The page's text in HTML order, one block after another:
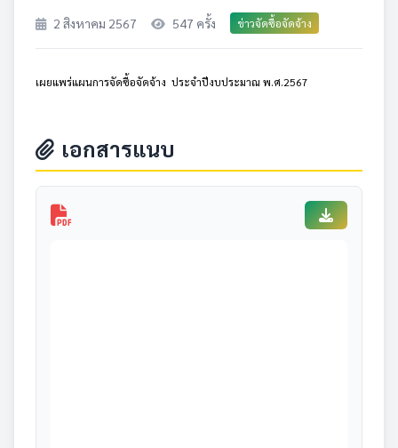
2 สิงหาคม 2567 547 ครั้ง ข่าวจัดซื้อจัดจ้าง
เผยแพร่แผนการจัดซื้อจัดจ้าง ประจำปีงบประมาณ พ.ศ.2567
เอกสารแนบ